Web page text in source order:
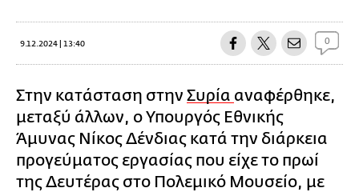
9.12.2024 | 13:40 0
Στην κατάσταση στην Συρία αναφέρθηκε,
μεταξύ άλλων, ο Υπουργός Εθνικής
Άμυνας Νίκος Δένδιας κατά την διάρκεια
προγεύματος εργασίας που είχε το πρωί
της Δευτέρας στο Πολεμικό Μουσείο, με